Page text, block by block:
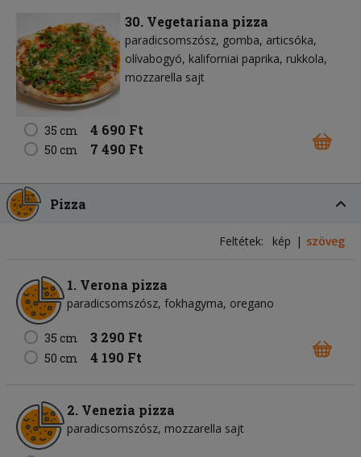
30. Vegetariana pizza
paradicsomszósz gomba articsóka
olívabogyó kaliforniai paprika rukkola
mozzarella sajt
35 cm 4 690 Ft
50 cm 7 490 Ft
Pizza
Feltétek: kép szöveg
1. Verona pizza
paradicsomszósz fokhagyma oregano
35 cm 3 290 Ft
50 cm 4 190 Ft
2. Venezia pizza
paradicsomszósz mozzarella sajt